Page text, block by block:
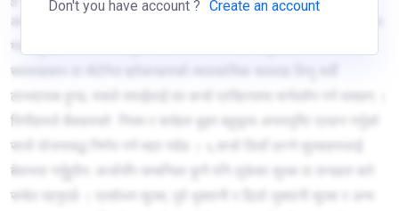
अन्य सहायक कागजातहरु सहित सबै आवश्यक जानकारी सही रुपमा उपलब्ध
गराउनु पर्छ ।५.कर्जा लिनु अगाडी वित्तीय सल्लाह लिनुहोस्ः वित्तीय
सल्लाहकार वा मोर्टगेज ब्रोकरहरुको व्यावसायिक सल्लाह लिनु सधैँ
लाभदायक हुन्छ, यसले तपाईलाई घर कर्जा प्रक्रियामा मार्गदर्शन गर्न सक्छन् ।
तिनीहरुले बैंकहरुको नियम र सर्तहरु बुझ्न बहूमूल्य अन्तरदृष्टि प्रदान गर्नुको
साथै योजनाबद्ध निर्णय गर्न मद्दत गर्दछ । ६.कर्जा लिदाँ लाग्ने शुल्कहरुलाई
बेवास्ता गर्नुहुदैनः कर्जासँग सम्बन्धित कुनै पनि लुकेका शुल्क वा दण्डहरु बारे
सचेत रहनुपर्छ । प्रशोधन शुल्क, पुर्व भुक्तानी र ढिलो भुक्तानी शुल्क र अन्य
Don't you have account ? Create an account